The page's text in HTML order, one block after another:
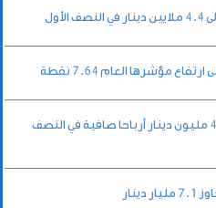
مؤشرها العام 7.64 نقطة
الشركة العملية للطاقة تحقق 4.4 مليون دينار أرباحا صافية في النصف